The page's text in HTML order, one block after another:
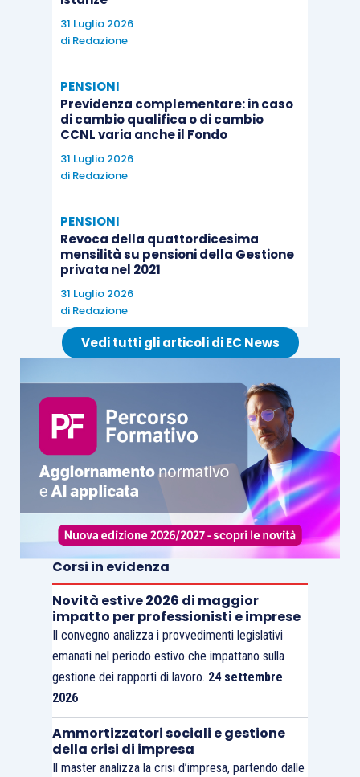
d’imposta per le imposte assolte all’estero
secondo le modalità previste dall’articolo 165 del
TUIR e dall’articolo 24 della Convenzione italo-
francese contro le doppie imposizioni.
31 Luglio 2026
di Redazione
PENSIONI
Previdenza complementare: in caso
di cambio qualifica o di cambio
CCNL varia anche il Fondo
31 Luglio 2026
di Redazione
PENSIONI
Revoca della quattordicesima
mensilità su pensioni della Gestione
privata nel 2021
31 Luglio 2026
di Redazione
Vedi tutti gli articoli di EC News
Corsi in evidenza
Novità estive 2026 di maggior
impatto per professionisti e imprese
Il convegno analizza i provvedimenti legislativi
emanati nel periodo estivo che impattano sulla
gestione dei rapporti di lavoro. 24 settembre
2026
Ammortizzatori sociali e gestione
della crisi di impresa
Il master analizza la crisi d’impresa, partendo dalle